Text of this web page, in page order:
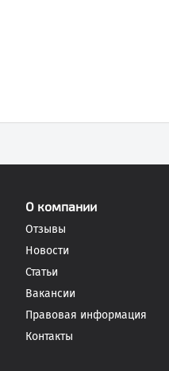
О компании
Отзывы
Новости
Статьи
Вакансии
Правовая информация
Контакты